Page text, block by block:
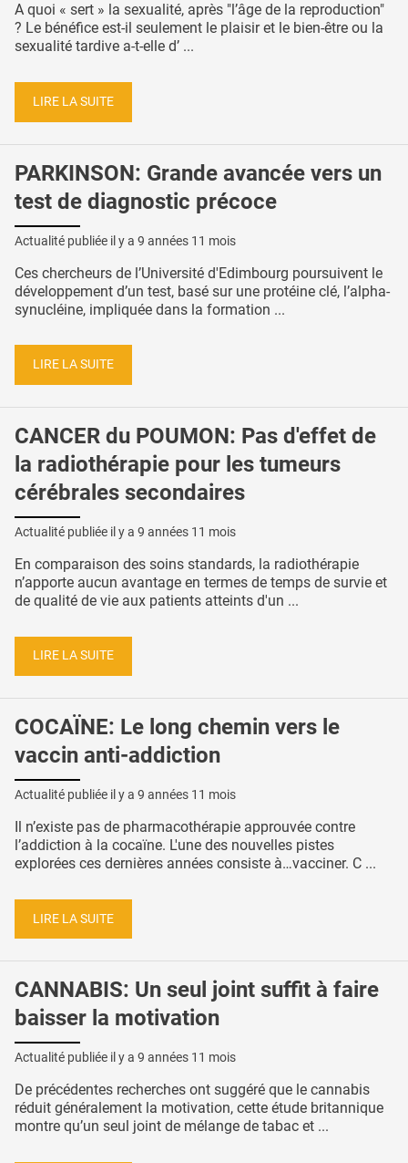
A quoi « sert » la sexualité, après "l’âge de la reproduction"
? Le bénéfice est-il seulement le plaisir et le bien-être ou la
sexualité tardive a-t-elle d’ ...
LIRE LA SUITE
PARKINSON: Grande avancée vers un
test de diagnostic précoce
Actualité publiée il y a 9 années 11 mois
Ces chercheurs de l’Université d'Edimbourg poursuivent le
développement d’un test, basé sur une protéine clé, l’alpha-
synucléine, impliquée dans la formation ...
LIRE LA SUITE
CANCER du POUMON: Pas d'effet de
la radiothérapie pour les tumeurs
cérébrales secondaires
Actualité publiée il y a 9 années 11 mois
En comparaison des soins standards, la radiothérapie
n’apporte aucun avantage en termes de temps de survie et
de qualité de vie aux patients atteints d'un ...
LIRE LA SUITE
COCAÏNE: Le long chemin vers le
vaccin anti-addiction
Actualité publiée il y a 9 années 11 mois
Il n’existe pas de pharmacothérapie approuvée contre
l’addiction à la cocaïne. L'une des nouvelles pistes
explorées ces dernières années consiste à…vacciner. C ...
LIRE LA SUITE
CANNABIS: Un seul joint suffit à faire
baisser la motivation
Actualité publiée il y a 9 années 11 mois
De précédentes recherches ont suggéré que le cannabis
réduit généralement la motivation, cette étude britannique
montre qu’un seul joint de mélange de tabac et ...